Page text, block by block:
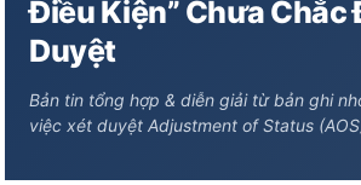
Điều Kiện” Chưa Chắc
Duyệt
Bản tin tổng hợp & diễn giải từ bản ghi
việc xét duyệt Adjustment of Status